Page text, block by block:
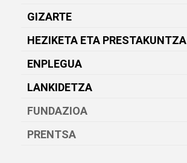
GIZARTE
HEZIKETA ETA PRESTAKUNTZA
ENPLEGUA
LANKIDETZA
FUNDAZIOA
PRENTSA